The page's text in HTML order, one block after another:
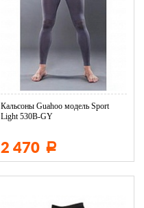
Кальсоны Guahoo модель Sport
Light 530B-GY
2 470 Р